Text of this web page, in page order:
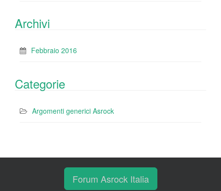
Archivi
Febbraio 2016
Categorie
Argomenti generici Asrock
Forum Asrock Italia